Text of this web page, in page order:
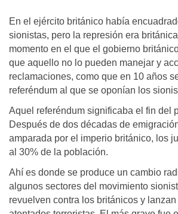
En el ejército británico había
sionistas, pero la represión era
momento en el que el gobierno
que aquello no lo pueden manejar y
reclamaciones, como que en 10 años
referéndum al que se oponían los
Aquel referéndum significaba el fin del
Después de dos décadas de
amparada por el imperio británico, los
al 30% de la población.
Ahí es donde se produce un cambio
algunos sectores del movimiento
revuelven contra los británicos y